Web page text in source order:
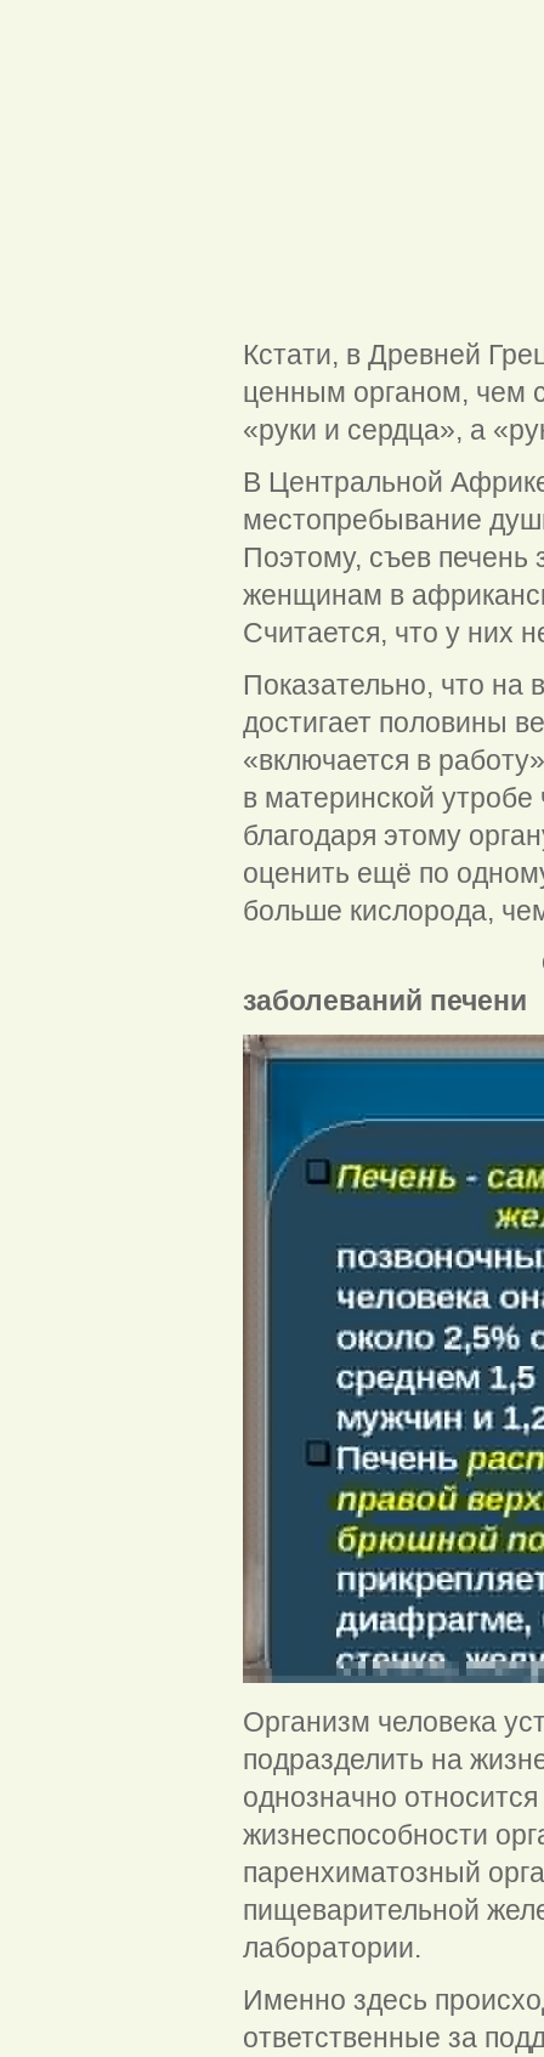
Кстати, в Древней
ценным органом, чем
«руки и сердца», а
В Центральной
местопребывание
Поэтому, съев печень
женщинам в
Считается, что у них
Показательно, что на
достигает половины
«включается в
в материнской
благодаря этому
оценить ещё по
больше кислорода,
Симптомы,
заболеваний печени
Организм человека
подразделить на
однозначно
жизнеспособности
паренхиматозный
пищеварительной
лаборатории.
Именно здесь
ответственные за